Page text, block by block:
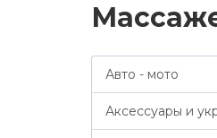
Авто - мото
Аксессуары и